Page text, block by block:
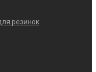
резинок